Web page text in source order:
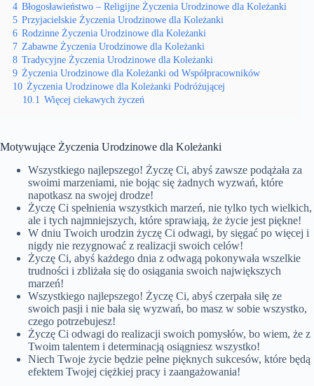
4 Błogosławieństwo – Religijne Życzenia Urodzinowe dla Koleżanki
5 Przyjacielskie Życzenia Urodzinowe dla Koleżanki
6 Rodzinne Życzenia Urodzinowe dla Koleżanki
7 Zabawne Życzenia Urodzinowe dla Koleżanki
8 Tradycyjne Życzenia Urodzinowe dla Koleżanki
9 Życzenia Urodzinowe dla Koleżanki od Współpracowników
10 Życzenia Urodzinowe dla Koleżanki Podróżującej
10.1 Więcej ciekawych życzeń
Motywujące Życzenia Urodzinowe dla Koleżanki
Wszystkiego najlepszego! Życzę Ci, abyś zawsze podążała za
swoimi marzeniami, nie bojąc się żadnych wyzwań, które
napotkasz na swojej drodze!
Życzę Ci spełnienia wszystkich marzeń, nie tylko tych wielkich,
ale i tych najmniejszych, które sprawiają, że życie jest piękne!
W dniu Twoich urodzin życzę Ci odwagi, by sięgać po więcej i
nigdy nie rezygnować z realizacji swoich celów!
Życzę Ci, abyś każdego dnia z odwagą pokonywała wszelkie
trudności i zbliżała się do osiągania swoich największych
marzeń!
Wszystkiego najlepszego! Życzę Ci, abyś czerpała siłę ze
swoich pasji i nie bała się wyzwań, bo masz w sobie wszystko,
czego potrzebujesz!
Życzę Ci odwagi do realizacji swoich pomysłów, bo wiem, że z
Twoim talentem i determinacją osiągniesz wszystko!
Niech Twoje życie będzie pełne pięknych sukcesów, które będą
efektem Twojej ciężkiej pracy i zaangażowania!